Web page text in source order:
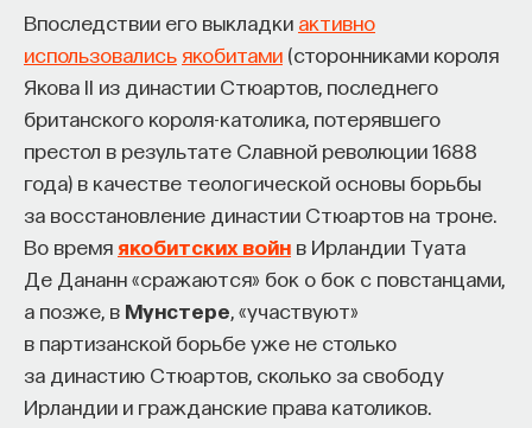
Впоследствии его выкладки активно
использовались якобитами (сторонниками короля
Якова II из династии Стюартов, последнего
британского короля-католика, потерявшего
престол в результате Славной революции 1688
года) в качестве теологической основы борьбы
за восстановление династии Стюартов на троне.
Во время якобитских войн в Ирландии Туата
Де Дананн «сражаются» бок о бок с повстанцами,
а позже, в Мунстере , «участвуют»
в партизанской борьбе уже не столько
за династию Стюартов, сколько за свободу
Ирландии и гражданские права католиков.